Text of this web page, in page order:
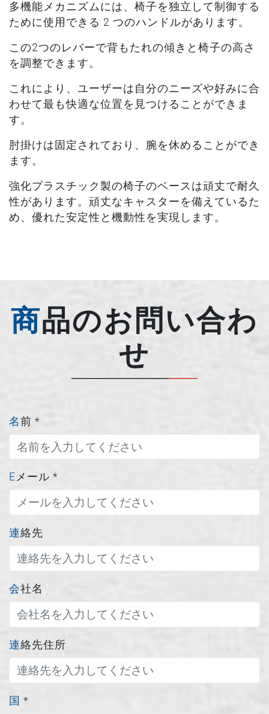
多機能メカニズムには、椅子を独立して制御する
ために使用できる 2 つのハンドルがあります。
この2つのレバーで背もたれの傾きと椅子の高さ
を調整できます。
これにより、ユーザーは自分のニーズや好みに合
わせて最も快適な位置を見つけることができま
す。
肘掛けは固定されており、腕を休めることができ
ます。
強化プラスチック製の椅子のベースは頑丈で耐久
性があります。頑丈なキャスターを備えているた
め、優れた安定性と機動性を実現します。
商品のお問い合わ
せ
名前 *
Eメール *
連絡先
会社名
連絡先住所
*